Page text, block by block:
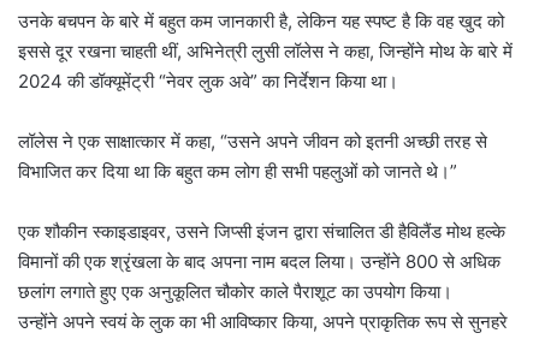
उनके बचपन के बारे में बहुत कम जानकारी है, लेकिन यह स्पष्ट है कि वह खुद को
इससे दूर रखना चाहती थीं, अभिनेत्री लुसी लॉलेस ने कहा, जिन्होंने मोथ के बारे में
2024 की डॉक्यूमेंट्री “नेवर लुक अवे” का निर्देशन किया था।
लॉलेस ने एक साक्षात्कार में कहा, “उसने अपने जीवन को इतनी अच्छी तरह से
विभाजित कर दिया था कि बहुत कम लोग ही सभी पहलुओं को जानते थे।”
‌एक शौकीन स्काइडाइवर, उसने जिप्सी इंजन द्वारा संचालित डी हैविलैंड मोथ हल्के
विमानों की एक श्रृंखला के बाद अपना नाम बदल लिया। उन्होंने 800 से अधिक
छलांग लगाते हुए एक अनुकूलित चौकोर काले पैराशूट का उपयोग किया।
उन्होंने अपने स्वयं के लुक का भी आविष्कार किया, अपने प्राकृतिक रूप से सुनहरे